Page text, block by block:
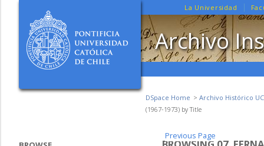
La Universidad
Archivo
DSpace Home
Archivo Histórico UC
(1967-1973) by Title
Previous Page
Previous Page